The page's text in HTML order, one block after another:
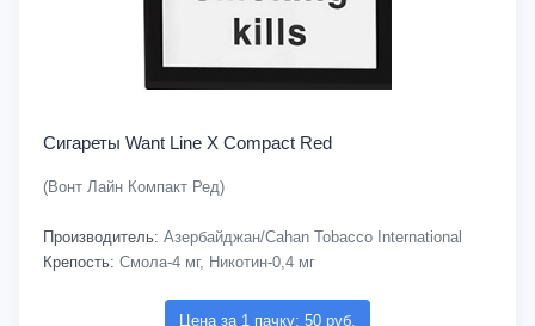
Сигареты Want Line X Compact Red
(Вонт Лайн Компакт Ред)
Производитель: Азербайджан/Cahan Tobacco International
Крепость: Смола-4 мг, Никотин-0,4 мг
Цена за 1 пачку: 50 руб.